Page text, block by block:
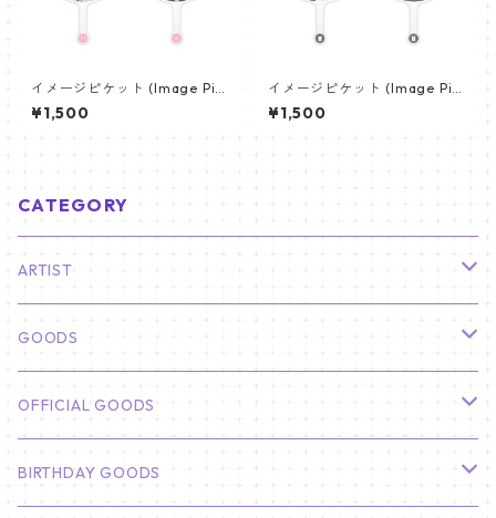
イメージピケット (Image Pic
ket) うちわ - ジョングク (JU
NGKOOK_21)
¥1,500
イメージピケット (Image Pic
ket) うちわ - ジョングク (JU
NGKOOK_08)
¥1,500
CATEGORY
ARTIST
俳優
CHA EUN WOO
HYUNBIN
BTS
JIN
SEVENTEEN
GOODS
カレンダー
壁掛けカレンダー
フォトカードセット(60枚入り)
OFFICIAL GOODS
LIGHT STICK
BIRTHDAY GOODS